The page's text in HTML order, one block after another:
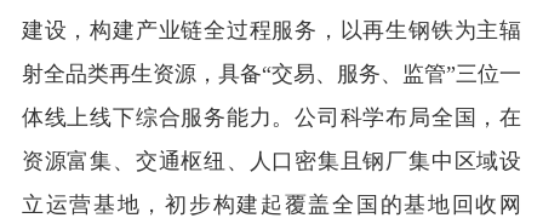
建设，构建产业链全过程服务，以再生钢铁为主辐
射全品类再生资源，具备“交易、服务、监管”三位一
体线上线下综合服务能力。公司科学布局全国，在
资源富集、交通枢纽、人口密集且钢厂集中区域设
立运营基地，初步构建起覆盖全国的基地回收网